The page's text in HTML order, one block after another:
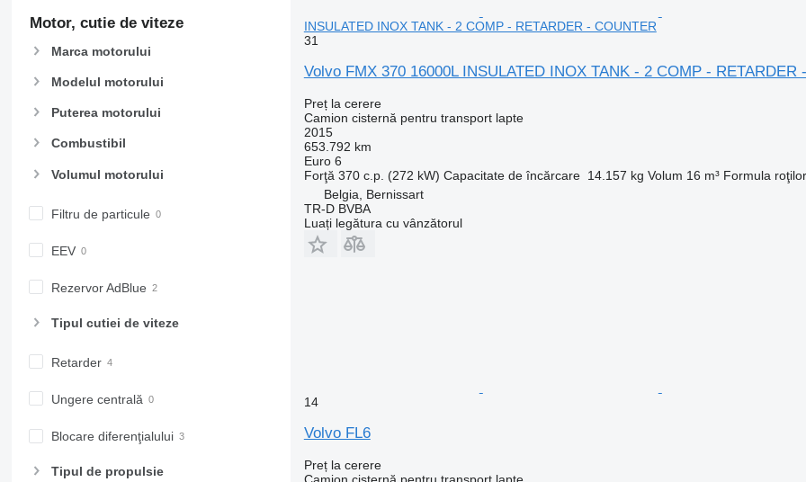
Motor, cutie de viteze
Marca motorului
Modelul motorului
Puterea motorului
Combustibil
Volumul motorului
Filtru de particule
EEV
Rezervor AdBlue
Tipul cutiei de viteze
Retarder
Ungere centrală
Blocare diferenţialului
Tipul de propulsie
INSULATED INOX TANK - 2 COMP - RETARDER - COUNTER
31
Volvo FMX 370 16000L INSULATED INOX TANK - 2 COMP - RETARDER
Preț la cerere
Camion cisternă pentru transport lapte
2015
653.792 km
Euro 6
Forţă 370 c.p. (272 kW) Capacitate de încărcare 14.157 kg Volum 16 m³ Formula roţilor
Belgia, Bernissart
TR-D BVBA
Luați legătura cu vânzătorul
14
Volvo FL6
Preț la cerere
Camion cisternă pentru transport lapte